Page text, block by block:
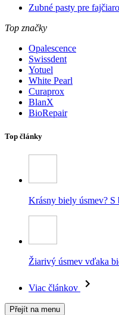
Zubné pasty pre
Top značky
Opalescence
Swissdent
Yotuel
White Pearl
Curaprox
BlanX
BioRepair
Top články
Krásny biely úsmev?
Žiarivý úsmev vďaka
Viac článkov
Přejít na menu